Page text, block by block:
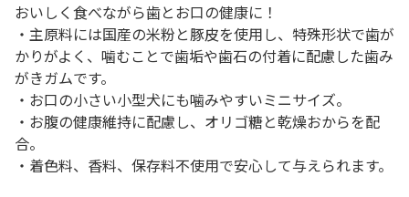
おいしく食べながら歯とお口の健康に！
・主原料には国産の米粉と豚皮を使用し、特殊形状で歯が
かりがよく、噛むことで歯垢や歯石の付着に配慮した歯み
がきガムです。
・お口の小さい小型犬にも噛みやすいミニサイズ。
・お腹の健康維持に配慮し、オリゴ糖と乾燥おからを配
合。
・着色料、香料、保存料不使用で安心して与えられます。